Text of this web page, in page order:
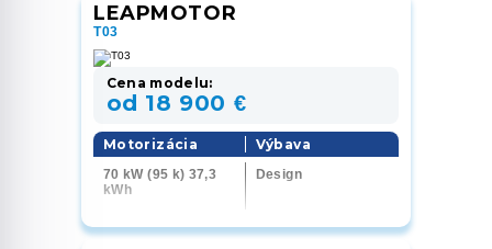
LEAPMOTOR
T03
Cena modelu:
od 18 900 €
Motorizácia
70 kW (95 k) 37,3
kWh
Výbava
Design